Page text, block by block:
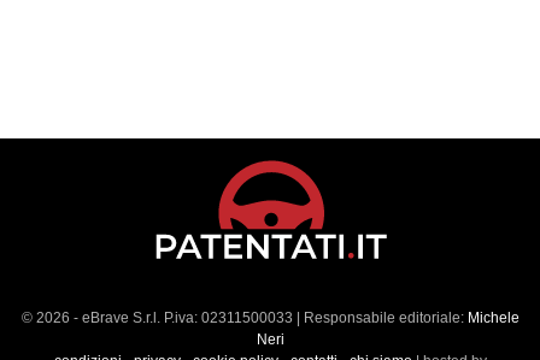
© 2026 - eBrave S.r.l. P.iva: 02311500033 | Responsabile editoriale: Michele
Neri